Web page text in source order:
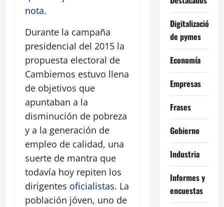
nota.
Durante la campaña
presidencial del 2015 la
propuesta electoral de
Cambiemos estuvo llena
de objetivos que
apuntaban a la
disminución de pobreza
y a la generación de
empleo de calidad, una
suerte de mantra que
todavía hoy repiten los
dirigentes oficialistas. La
población jóven, uno de
Digitalización
de pymes
Economía
Empresas
Frases
Gobierno
Industria
Informes y
encuestas